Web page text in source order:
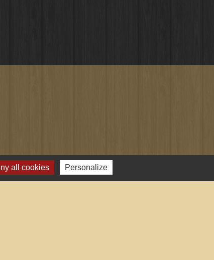
all cookies Personalize